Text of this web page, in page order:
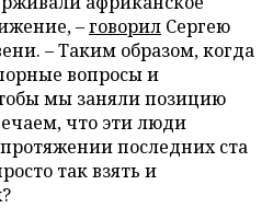
–говорил Сергею
– Таким образом, когда
вопросы и
мы заняли позицию
что эти люди
последних ста
так взять и